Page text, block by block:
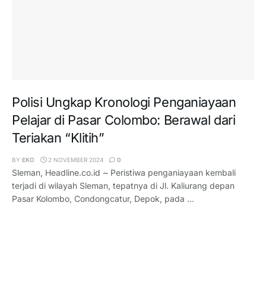
Polisi Ungkap Kronologi Penganiayaan
Pelajar di Pasar Colombo: Berawal dari
Teriakan “Klitih”
BY EKO 2 NOVEMBER 2024 0
Sleman, Headline.co.id ~ Peristiwa penganiayaan kembali
terjadi di wilayah Sleman, tepatnya di Jl. Kaliurang depan
Pasar Kolombo, Condongcatur, Depok, pada ...